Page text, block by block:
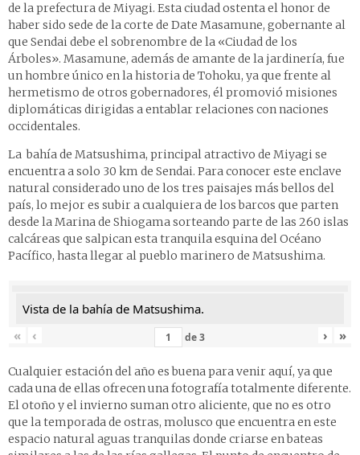
de la prefectura de Miyagi. Esta ciudad ostenta el honor de
haber sido sede de la corte de Date Masamune, gobernante al
que Sendai debe el sobrenombre de la «Ciudad de los
Árboles». Masamune, además de amante de la jardinería, fue
un hombre único en la historia de Tohoku, ya que frente al
hermetismo de otros gobernadores, él promovió misiones
diplomáticas dirigidas a entablar relaciones con naciones
occidentales.
La bahía de Matsushima, principal atractivo de Miyagi se
encuentra a solo 30 km de Sendai. Para conocer este enclave
natural considerado uno de los tres paisajes más bellos del
país, lo mejor es subir a cualquiera de los barcos que parten
desde la Marina de Shiogama sorteando parte de las 260 islas
calcáreas que salpican esta tranquila esquina del Océano
Pacífico, hasta llegar al pueblo marinero de Matsushima.
Vista de la bahía de Matsushima.
«
‹ de3 › »
Cualquier estación del año es buena para venir aquí, ya que
cada una de ellas ofrecen una fotografía totalmente diferente.
El otoño y el invierno suman otro aliciente, que no es otro
que la temporada de ostras, molusco que encuentra en este
espacio natural aguas tranquilas donde criarse en bateas